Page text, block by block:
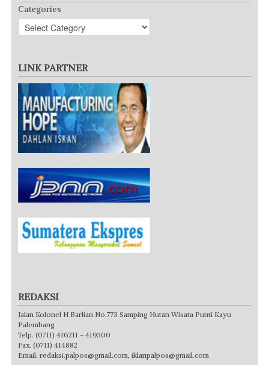
Categories
LINK PARTNER
REDAKSI
Jalan Kolonel H Barlian No.773 Samping Hutan Wisata Punti Kayu
Palembang
Telp. (0711) 416211 - 419300
Fax. (0711) 414882
Email: redaksi.palpos@gmail.com, iklanpalpos@gmail.com